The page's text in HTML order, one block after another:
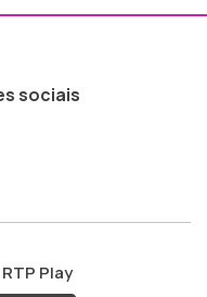
sociais
ao
RTP Play